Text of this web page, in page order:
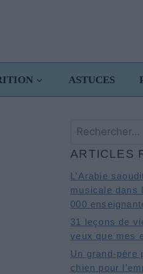
ASTUCES
Rechercher :
ARTICLES
L’Arabie
musicale dans
000
31 leçons de
veux que mes
Un grand-père
chien pour